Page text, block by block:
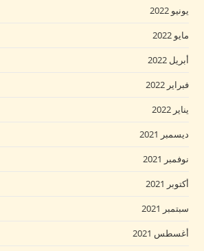
يونيو 2022
مايو 2022
أبريل 2022
فبراير 2022
يناير 2022
ديسمبر 2021
نوفمبر 2021
أكتوبر 2021
سبتمبر 2021
أغسطس 2021